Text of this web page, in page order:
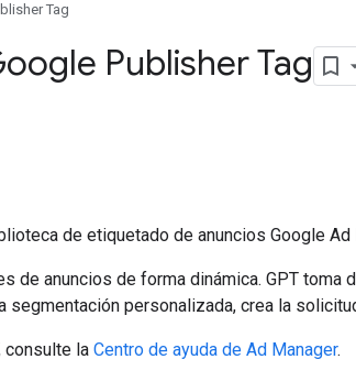
Tag
Publisher Tag
de etiquetado de anuncios Google Ad
de anuncios de forma dinámica. GPT
segmentación personalizada, crea la
consulte la Centro de ayuda de Ad Manager.